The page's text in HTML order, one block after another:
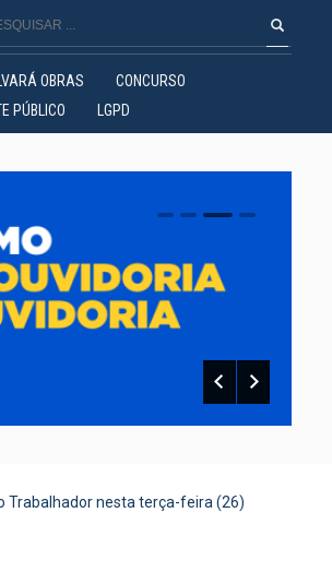
OBRAS
CONCURSO
PÚBLICO LGPD
0 1 2
Trabalhador nesta terça-feira (26)